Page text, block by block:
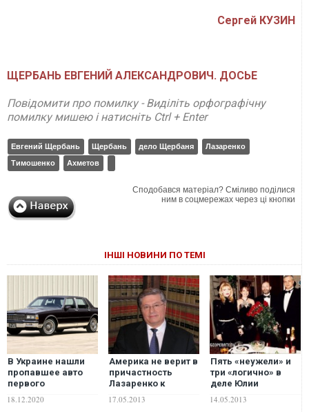
Сергей КУЗИН
ЩЕРБАНЬ ЕВГЕНИЙ АЛЕКСАНДРОВИЧ. ДОСЬЕ
Повідомити про помилку - Виділіть орфографічну
помилку мишею і натисніть Ctrl + Enter
Евгений Щербань Щербань дело Щербаня
Лазаренко
Тимошенко
Ахметов
Сподобався матеріал? Сміливо поділися
ним в соцмережах через ці кнопки
ІНШІ НОВИНИ ПО ТЕМІ
В Украине нашли
пропавшее авто
первого
украинского
олигарха Евгения
18.12.2020
Америка не верит в
причастность
Лазаренко к
убийству Щербаня
17.05.2013
Пять «неужели» и
три «логично» в
деле Юлии
Тимошенко
14.05.2013